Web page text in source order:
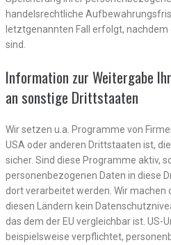
handelsrechtliche
letztgenannten Fall erfolgt,
sind.
Information zur Weitergabe
an sonstige Drittstaaten
Wir setzen u.a. Programme von
USA oder anderen Drittstaaten ist,
sicher. Sind diese Programme aktiv,
personenbezogenen Daten in diese
dort verarbeitet werden. Wir
diesen Ländern kein
das dem der EU vergleichbar ist. US-
beispielsweise verpflichtet,